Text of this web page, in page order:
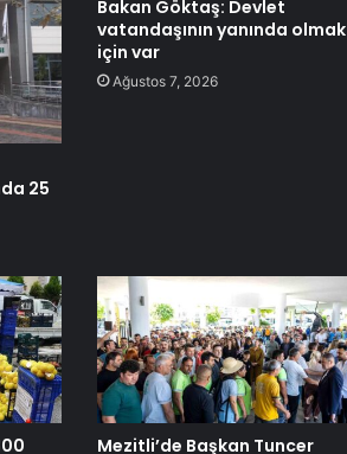
25
Bakan Göktaş: Devlet
vatandaşının yanında olmak
için var
Ağustos 7, 2026
Mezitli’de Başkan Tuncer